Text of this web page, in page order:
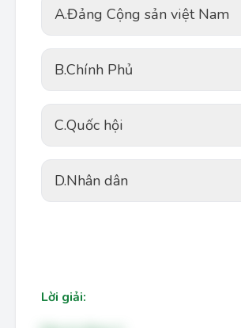
A.Đảng Cộng sản việt Nam
B.Chính Phủ
C.Quốc hội
D.Nhân dân
Lời giải: